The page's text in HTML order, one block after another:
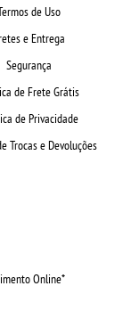
de Uso
e Entrega
Segurança
de Frete Grátis
de Privacidade
Trocas e Devoluções
Online*